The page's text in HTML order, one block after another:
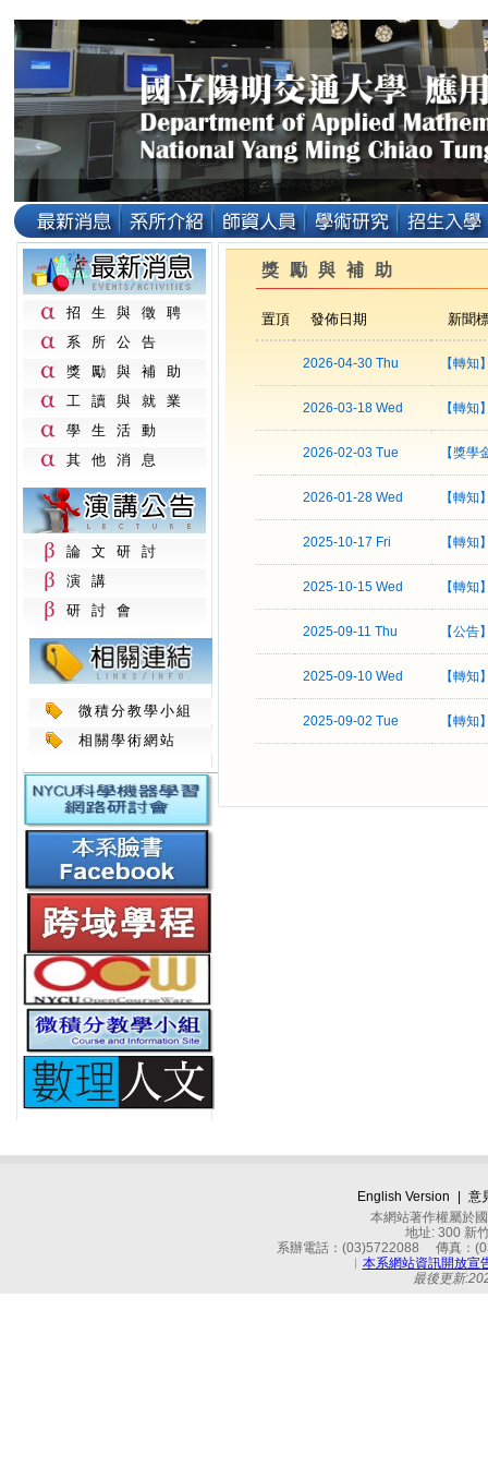
招生與徵聘
系所公告
獎勵與補助
工讀與就業
學生活動
其他消息
論文研討
演講
研討會
微積分教學小組
相關學術網站
獎勵與補助
置頂 發佈日期 新聞
2026-04-30 Thu 【轉
2026-03-18 Wed 【轉
2026-02-03 Tue 【獎
2026-01-28 Wed 【轉
2025-10-17 Fri 【轉
2025-10-15 Wed 【轉
2025-09-11 Thu 【公
2025-09-10 Wed 【轉
2025-09-02 Tue 【轉
English Version
意
本網站著作權屬於
地址: 300 新
系辦電話：(03)5722088 傳真：
︱ 本系網站資訊開放宣
最後更新